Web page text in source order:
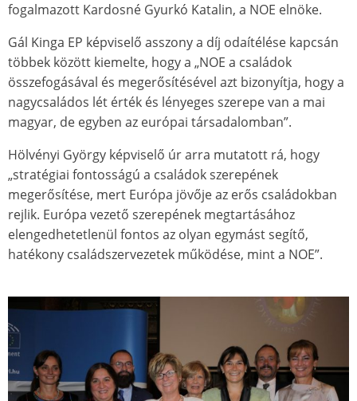
fogalmazott Kardosné Gyurkó Katalin, a NOE elnöke.
Gál Kinga EP képviselő asszony a díj odaítélése kapcsán
többek között kiemelte, hogy a „NOE a családok
összefogásával és megerősítésével azt bizonyítja, hogy a
nagycsaládos lét érték és lényeges szerepe van a mai
magyar, de egyben az európai társadalomban”.
Hölvényi György képviselő úr arra mutatott rá, hogy
„stratégiai fontosságú a családok szerepének
megerősítése, mert Európa jövője az erős családokban
rejlik. Európa vezető szerepének megtartásához
elengedhetetlenül fontos az olyan egymást segítő,
hatékony családszervezetek működése, mint a NOE”.